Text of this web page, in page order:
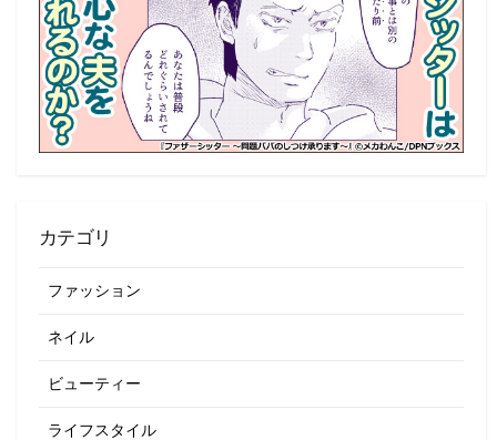
カテゴリ
ファッション
ネイル
ビューティー
ライフスタイル